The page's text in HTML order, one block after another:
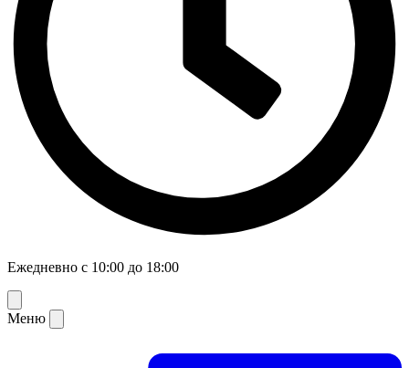
Ежедневно с 10:00 до 18:00
Меню